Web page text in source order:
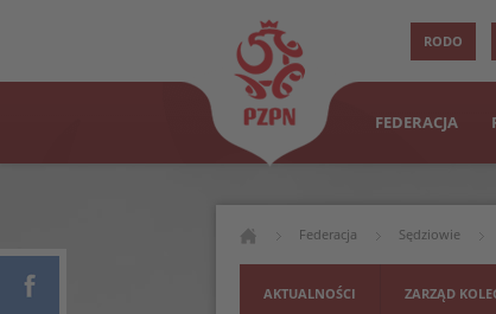
RODO
FEDERACJA
Federacja Sędziowie
AKTUALNOŚCI ZARZĄD